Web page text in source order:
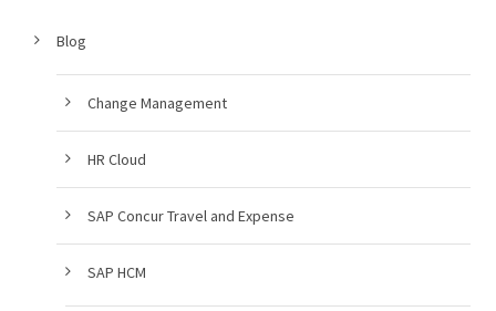
Blog
Change Management
HR Cloud
SAP Concur Travel and Expense
SAP HCM